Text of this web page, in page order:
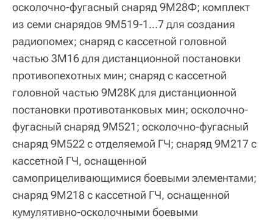
осколочно-фугасный снаряд 9М28Ф; комплект
из семи снарядов 9М519-1...7 для создания
радиопомех; снаряд с кассетной головной
частью 3М16 для дистанционной постановки
противопехотных мин; снаряд с кассетной
головной частью 9М28К для дистанционной
постановки противотанковых мин; осколочно-
фугасный снаряд 9М521; осколочно-фугасный
снаряд 9М522 с отделяемой ГЧ; снаряд 9М217 с
кассетной ГЧ, оснащенной
самоприцеливающимися боевыми элементами;
снаряд 9М218 с кассетной ГЧ, оснащенной
кумулятивно-осколочными боевыми